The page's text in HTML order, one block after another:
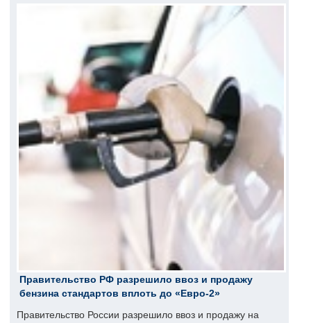
Правительство РФ разрешило ввоз и продажу
бензина стандартов вплоть до «Евро-2»
Правительство России разрешило ввоз и продажу на